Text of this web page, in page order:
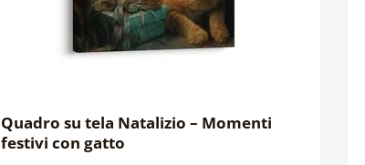
Quadro su tela Natalizio – Momenti
festivi con gatto